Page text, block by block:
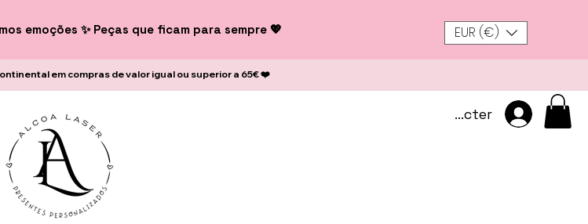
emoções ✨ Peças que ficam para sempre 💖 EUR (€)
em compras de valor igual ou superior a 65€ ❤️
Se connecter